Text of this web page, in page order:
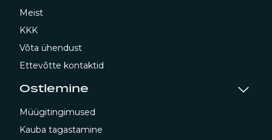
Meist
KKK
Võta ühendust
Ettevõtte kontaktid
Ostlemine
Müügitingimused
Kauba tagastamine